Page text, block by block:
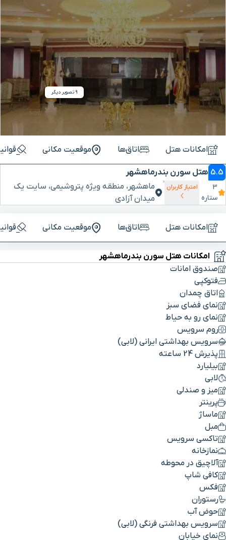
9 تصویر دیگر
امکانات هتل اتاق‌ها موقعیت مکانی
5.5 هتل سورن بندرماهشهر
3
ستاره
امتیاز کاربران
ماهشهر، منطقه ویژه پتروشیمی، سایت یک
میدان آزادی
امکانات هتل اتاق‌ها موقعیت مکانی
امکانات هتل سورن بندرماهشهر
صندوق امانات
فتوکپی
اتاق چمدان
نمای فضای سبز
نمای رو به حیاط
روم سرویس
سرویس بهداشتی ایرانی (لابی)
پذیرش 24 ساعته
بیلیارد
لابی
میز و صندلی
پرینتر
ماساژ
مبل
تاکسی سرویس
نمازخانه
آلاچیق در محوطه
کافی شاپ
فکس
رستوران
حوض آب
سرویس بهداشتی فرنگی (لابی)
نمای خیابان